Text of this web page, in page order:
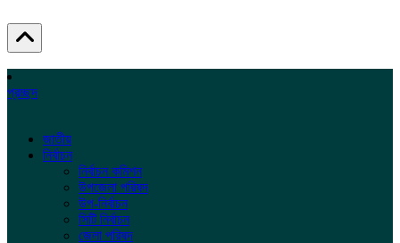
প্রচ্ছদ
জাতীয়
নির্বাচন
নির্বাচন কমিশন
উপজেলা পরিষদ
উপ-নির্বাচন
সিটি নির্বাচন
জেলা পরিষদ